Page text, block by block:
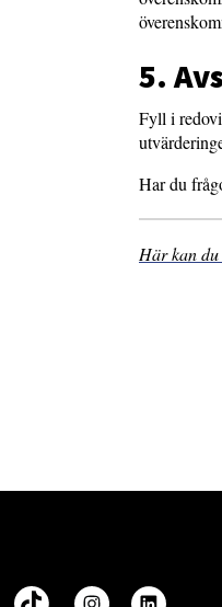
5.
Fyll i
Har du
Här kan